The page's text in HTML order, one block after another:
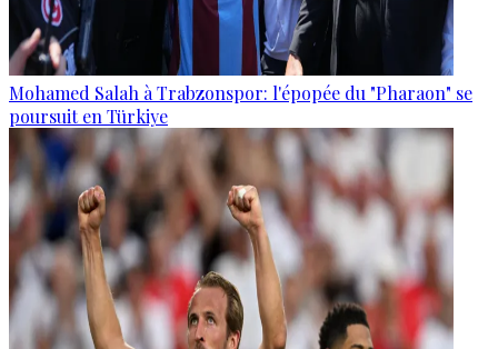
Mohamed Salah à Trabzonspor: l'épopée du "Pharaon" se
poursuit en Türkiye